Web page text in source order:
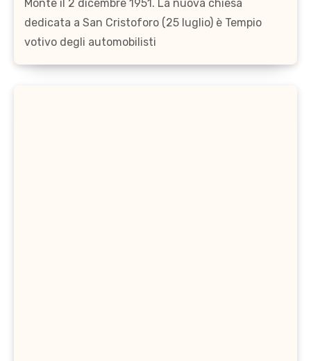
Monte il 2 dicembre 1951. La nuova chiesa
dedicata a San Cristoforo (25 luglio) è Tempio
votivo degli automobilisti